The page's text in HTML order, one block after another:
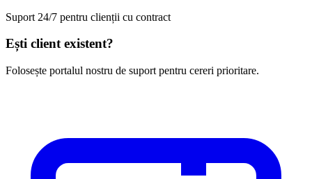
Suport 24/7 pentru clienții cu contract
Ești client existent?
Folosește portalul nostru de suport pentru cereri prioritare.